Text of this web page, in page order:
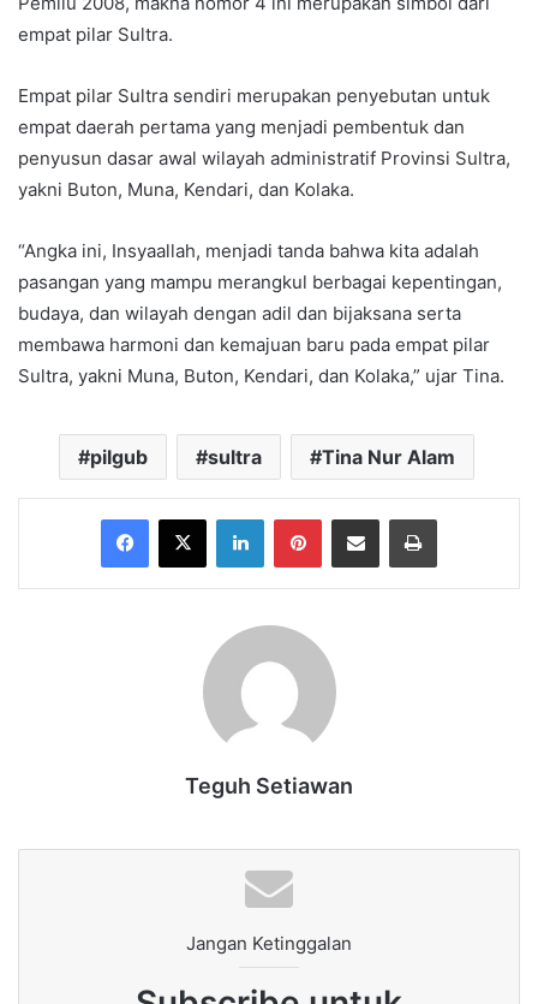
empat pilar Sultra.
Empat pilar Sultra sendiri merupakan penyebutan untuk
empat daerah pertama yang menjadi pembentuk dan
penyusun dasar awal wilayah administratif Provinsi Sultra,
yakni Buton, Muna, Kendari, dan Kolaka.
“Angka ini, Insyaallah, menjadi tanda bahwa kita adalah
pasangan yang mampu merangkul berbagai kepentingan,
budaya, dan wilayah dengan adil dan bijaksana serta
membawa harmoni dan kemajuan baru pada empat pilar
Sultra, yakni Muna, Buton, Kendari, dan Kolaka,” ujar Tina.
pilgub sultra Tina Nur Alam
Facebook
X LinkedInPinterestShare via Email Print
Teguh Setiawan
Jangan Ketinggalan